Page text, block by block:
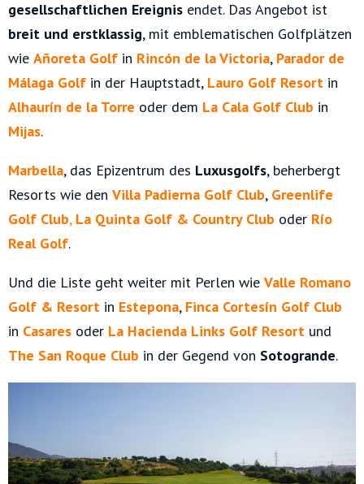
gesellschaftlichen Ereignis endet. Das Angebot ist
breit und erstklassig, mit emblematischen Golfplätzen
wie Añoreta Golf in Rincón de la Victoria, Parador de
Málaga Golf in der Hauptstadt, Lauro Golf Resort in
Alhaurín de la Torre oder dem La Cala Golf Club in
Mijas.
Marbella, das Epizentrum des Luxusgolfs, beherbergt
Resorts wie den Villa Padierna Golf Club, Greenlife
Golf Club, La Quinta Golf & Country Club oder Río
Real Golf.
Und die Liste geht weiter mit Perlen wie Valle Romano
Golf & Resort in Estepona, Finca Cortesín Golf Club
in Casares oder La Hacienda Links Golf Resort und
The San Roque Club in der Gegend von Sotogrande.